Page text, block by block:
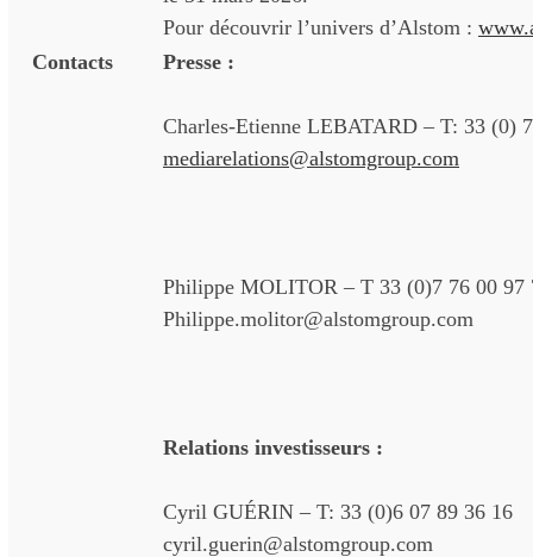
Pour découvrir l’univers d’Alstom :
Contacts
Presse :
Charles-Etienne LEBATARD – T: 33 (0)
mediarelations@alstomgroup.com
Philippe MOLITOR – T 33 (0)7 76 00 97
Philippe.molitor@alstomgroup.com
Relations investisseurs :
Cyril GUÉRIN – T: 33 (0)6 07 89 36 16
cyril.guerin@alstomgroup.com